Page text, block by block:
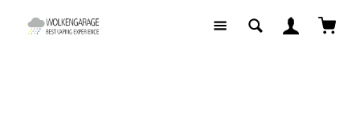
Zum Hauptinhalt springen